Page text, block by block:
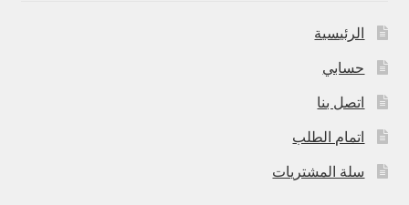
الرئيسية
حسابي
اتصل بنا
اتمام الطلب
سلة المشتريات